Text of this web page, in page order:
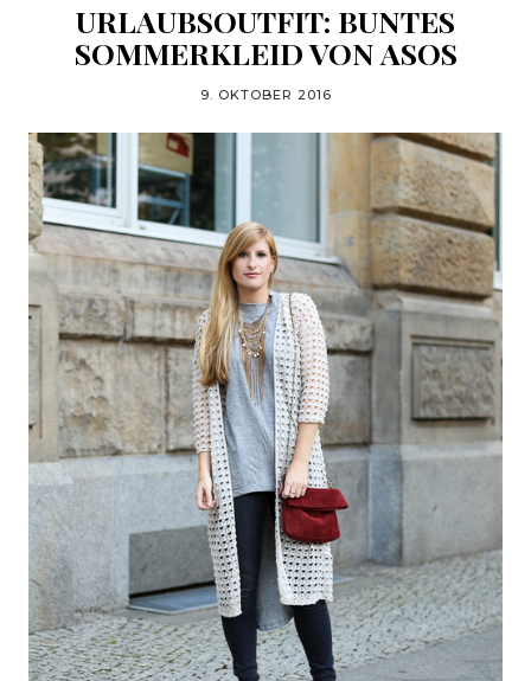
URLAUBSOUTFIT: BUNTES
SOMMERKLEID VON ASOS
9. OKTOBER 2016